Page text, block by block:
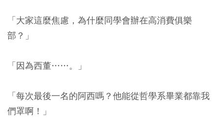
「大家這麼焦慮，為什麼同學會辦在高消費俱樂
部？」
「因為西董……。」
「每次最後一名的阿西嗎？他能從哲學系畢業都靠我
們罩啊！」